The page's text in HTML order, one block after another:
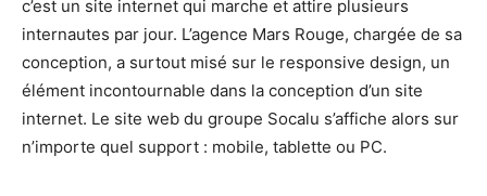
c’est un site internet qui marche et attire plusieurs
internautes par jour. L’agence Mars Rouge, chargée de sa
conception, a surtout misé sur le responsive design, un
élément incontournable dans la conception d’un site
internet. Le site web du groupe Socalu s’affiche alors sur
n’importe quel support : mobile, tablette ou PC.